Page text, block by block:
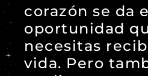
corazón se da
oportunidad
necesitas
vida. Pero